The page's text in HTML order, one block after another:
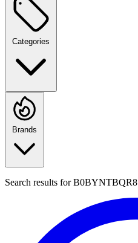
Categories
Brands
Search results forB0BYNTBQR8